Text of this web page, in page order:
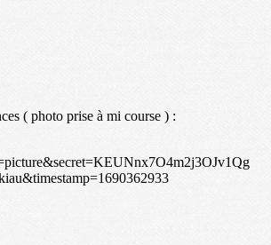
( photo prise à mi course ) :